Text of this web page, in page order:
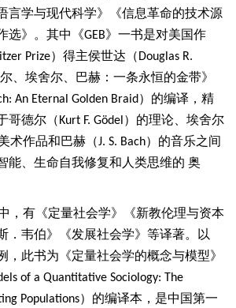
言学与现代科学》《信息革命的技术源
选》。其中《GEB》一书是对美国作
Prize）得主侯世达（ Douglas R.
、埃舍尔、巴赫：一条永恒的金带》
An Eternal Golden Braid）的编译，精
哥德尔（ Kurt F. Gödel ）的理论、埃舍尔
术作品和巴赫（J. S. Bach）的音乐之间
能、生命自我修复和人类思维的 奥
，有《定量社会学》《新教伦理与资本
．韦伯》《发展社会学》等译著。以
，此书为《定量社会学的概念与模型》
of a Quantitative Sociology: The
Populations）的编译本，是中国第一